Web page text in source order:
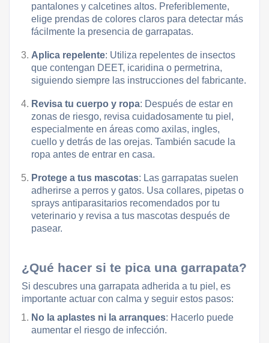
pantalones y calcetines altos. Preferiblemente,
elige prendas de colores claros para detectar más
fácilmente la presencia de garrapatas.
Aplica repelente: Utiliza repelentes de insectos
que contengan DEET, icaridina o permetrina,
siguiendo siempre las instrucciones del fabricante.
Revisa tu cuerpo y ropa: Después de estar en
zonas de riesgo, revisa cuidadosamente tu piel,
especialmente en áreas como axilas, ingles,
cuello y detrás de las orejas. También sacude la
ropa antes de entrar en casa.
Protege a tus mascotas: Las garrapatas suelen
adherirse a perros y gatos. Usa collares, pipetas o
sprays antiparasitarios recomendados por tu
veterinario y revisa a tus mascotas después de
pasear.
¿Qué hacer si te pica una garrapata?
Si descubres una garrapata adherida a tu piel, es
importante actuar con calma y seguir estos pasos:
No la aplastes ni la arranques: Hacerlo puede
aumentar el riesgo de infección.